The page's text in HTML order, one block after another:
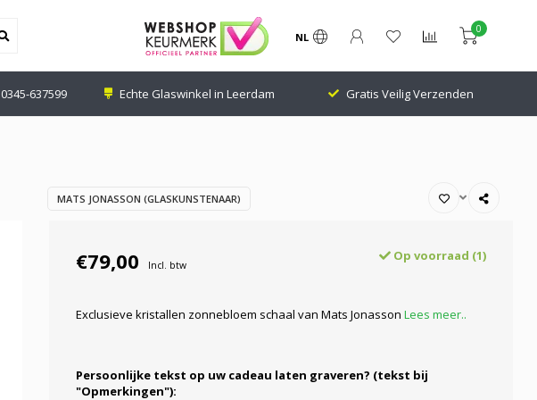
NL
0
0345-637599 Echte Glaswinkel in Leerdam Gratis Veilig Verzenden
MATS JONASSON (GLASKUNSTENAAR)
€79,00 Incl. btw
Op voorraad (1)
Exclusieve kristallen zonnebloem schaal van Mats Jonasson Lees meer..
Persoonlijke tekst op uw cadeau laten graveren? (tekst bij
"Opmerkingen"):